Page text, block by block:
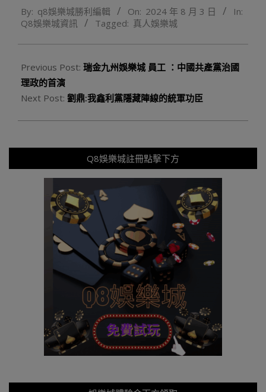
08-
03
By: q8娛樂城勝利編輯 On: 2024 年 8 月 3 日
In:
Q8娛樂城資訊
Tagged: 真人娛樂城
Previous Post: 瑞金九州娛樂城 員工 ：中國共產黨治國
理政的首演
Next Post: 劉鼎:我鑫利黨隱藏陣線的統軍功臣
Q8娛樂城註冊點擊下方